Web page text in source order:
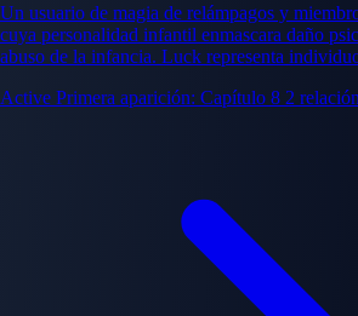
Un usuario de magia de relámpagos y
cuya personalidad infantil enmascara daño
abuso de la infancia. Luck representa
Active Primera aparición: Capítulo 8 2